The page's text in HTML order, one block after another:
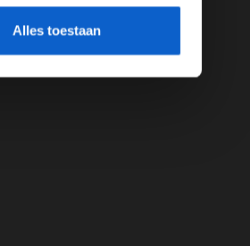
Alles toestaan